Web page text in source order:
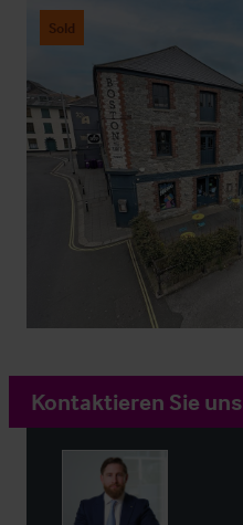
Sold
Kontaktieren Sie uns